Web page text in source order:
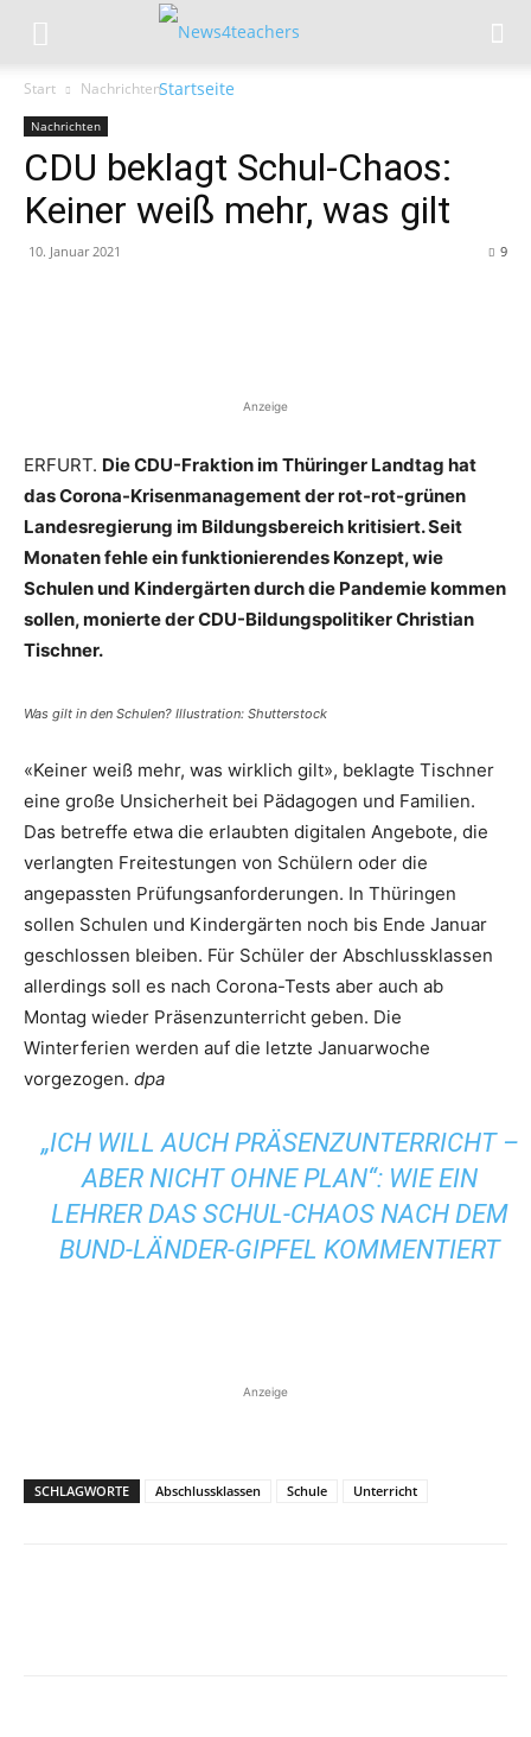
Start Nachrichten
Nachrichten
CDU beklagt Schul-Chaos:
Keiner weiß mehr, was gilt
10. Januar 2021 9
Anzeige
ERFURT. Die CDU-Fraktion im Thüringer Landtag hat
das Corona-Krisenmanagement der rot-rot-grünen
Landesregierung im Bildungsbereich kritisiert. Seit
Monaten fehle ein funktionierendes Konzept, wie
Schulen und Kindergärten durch die Pandemie kommen
sollen, monierte der CDU-Bildungspolitiker Christian
Tischner.
Was gilt in den Schulen? Illustration: Shutterstock
«Keiner weiß mehr, was wirklich gilt», beklagte Tischner
eine große Unsicherheit bei Pädagogen und Familien.
Das betreffe etwa die erlaubten digitalen Angebote, die
verlangten Freitestungen von Schülern oder die
angepassten Prüfungsanforderungen. In Thüringen
sollen Schulen und Kindergärten noch bis Ende Januar
geschlossen bleiben. Für Schüler der Abschlussklassen
allerdings soll es nach Corona-Tests aber auch ab
Montag wieder Präsenzunterricht geben. Die
Winterferien werden auf die letzte Januarwoche
vorgezogen. dpa
„ICH WILL AUCH PRÄSENZUNTERRICHT –
ABER NICHT OHNE PLAN“: WIE EIN
LEHRER DAS SCHUL-CHAOS NACH DEM
BUND-LÄNDER-GIPFEL KOMMENTIERT
Anzeige
SCHLAGWORTE Abschlussklassen Schule Unterricht